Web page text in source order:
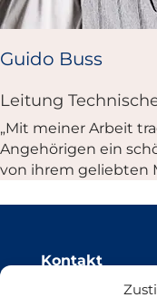
Guido Buss
Leitung
„Mit meiner Arbeit
Angehörigen ein
von ihrem geliebten
Kontakt